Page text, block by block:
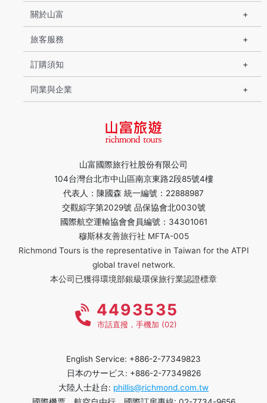
山富國際旅行社股份有限公司
104台灣台北市中山區南京東路2段85號4樓
代表人：陳國森 統一編號：22888987
交觀綜字第2029號 品保協會北0030號
國際航空運輸協會會員編號：34301061
穆斯林友善旅行社 MFTA-005
Richmond Tours is the representative in Taiwan for the ATPI
global travel network.
本公司已獲得環境部銀級環保旅行業認證標章
關於山富
旅客服務
訂購須知
同業與企業
4493535
市話直撥，手機加 (02)
English Service: +886-2-77349823
日本のサービス: +886-2-77349826
大陸人士赴台: phillis@richmond.com.tw